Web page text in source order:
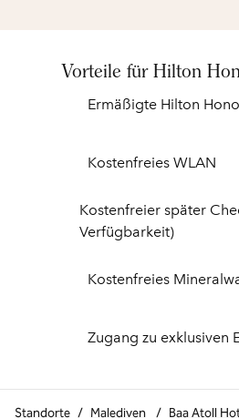
Vorteile für Hilton
Ermäßigte Hilton
Kostenfreies WLAN
Kostenfreier später
Verfügbarkeit)
Kostenfreies
Zugang zu exklusiven
Standorte / Malediven / Baa Atoll